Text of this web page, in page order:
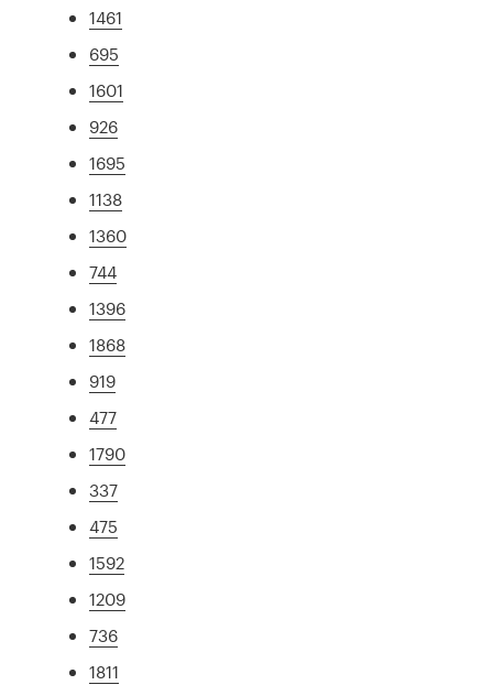
1461
695
1601
926
1695
1138
1360
744
1396
1868
919
477
1790
337
475
1592
1209
736
1811